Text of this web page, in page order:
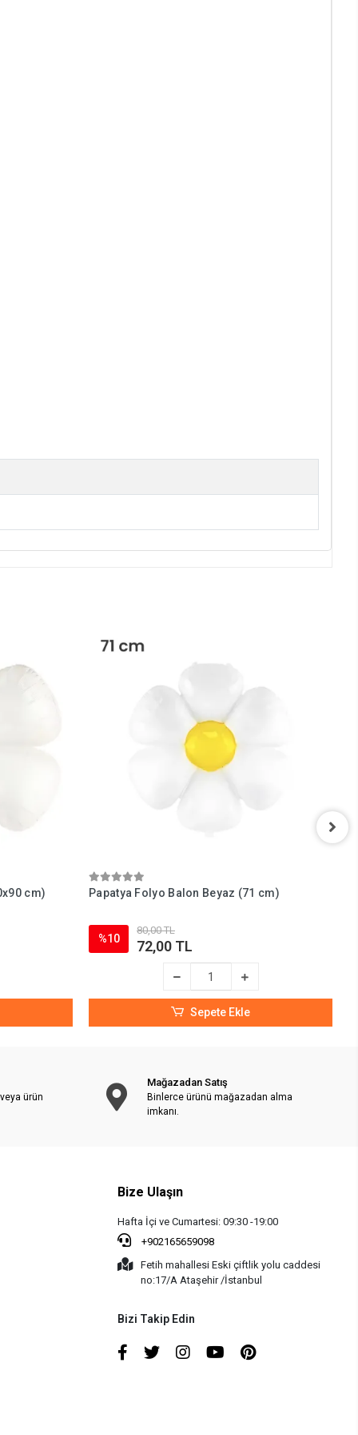
cm) Papatya Folyo Balon Beyaz (71 cm)
%10
80,00 TL
72,00 TL
Sepete Ekle
ürün
Mağazadan Satış
Binlerce ürünü mağazadan alma
imkanı.
Bize Ulaşın
Hafta İçi ve Cumartesi: 09:30 -19:00
+902165659098
Fetih mahallesi Eski çiftlik yolu caddesi
no:17/A Ataşehir /İstanbul
Bizi Takip Edin